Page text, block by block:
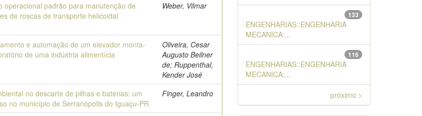
operacional padrão para manutenção de
de roscas de transporte helicoidal
Weber, Vilmar
e automação de um elevador monta-
de uma indústria alimentícia
Oliveira, Cesar
Augusto Beilner
de; Ruppenthal,
Kender José
no descarte de pilhas e baterias: um
no município de Serranópolis do Iguaçu-PR
Finger, Leandro
133
ENGENHARIAS::ENGENHARIA
MECANICA:...
116
ENGENHARIAS::ENGENHARIA
MECANICA:...
próximo >